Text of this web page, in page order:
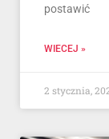
postawić
WIECEJ »
2 stycznia,